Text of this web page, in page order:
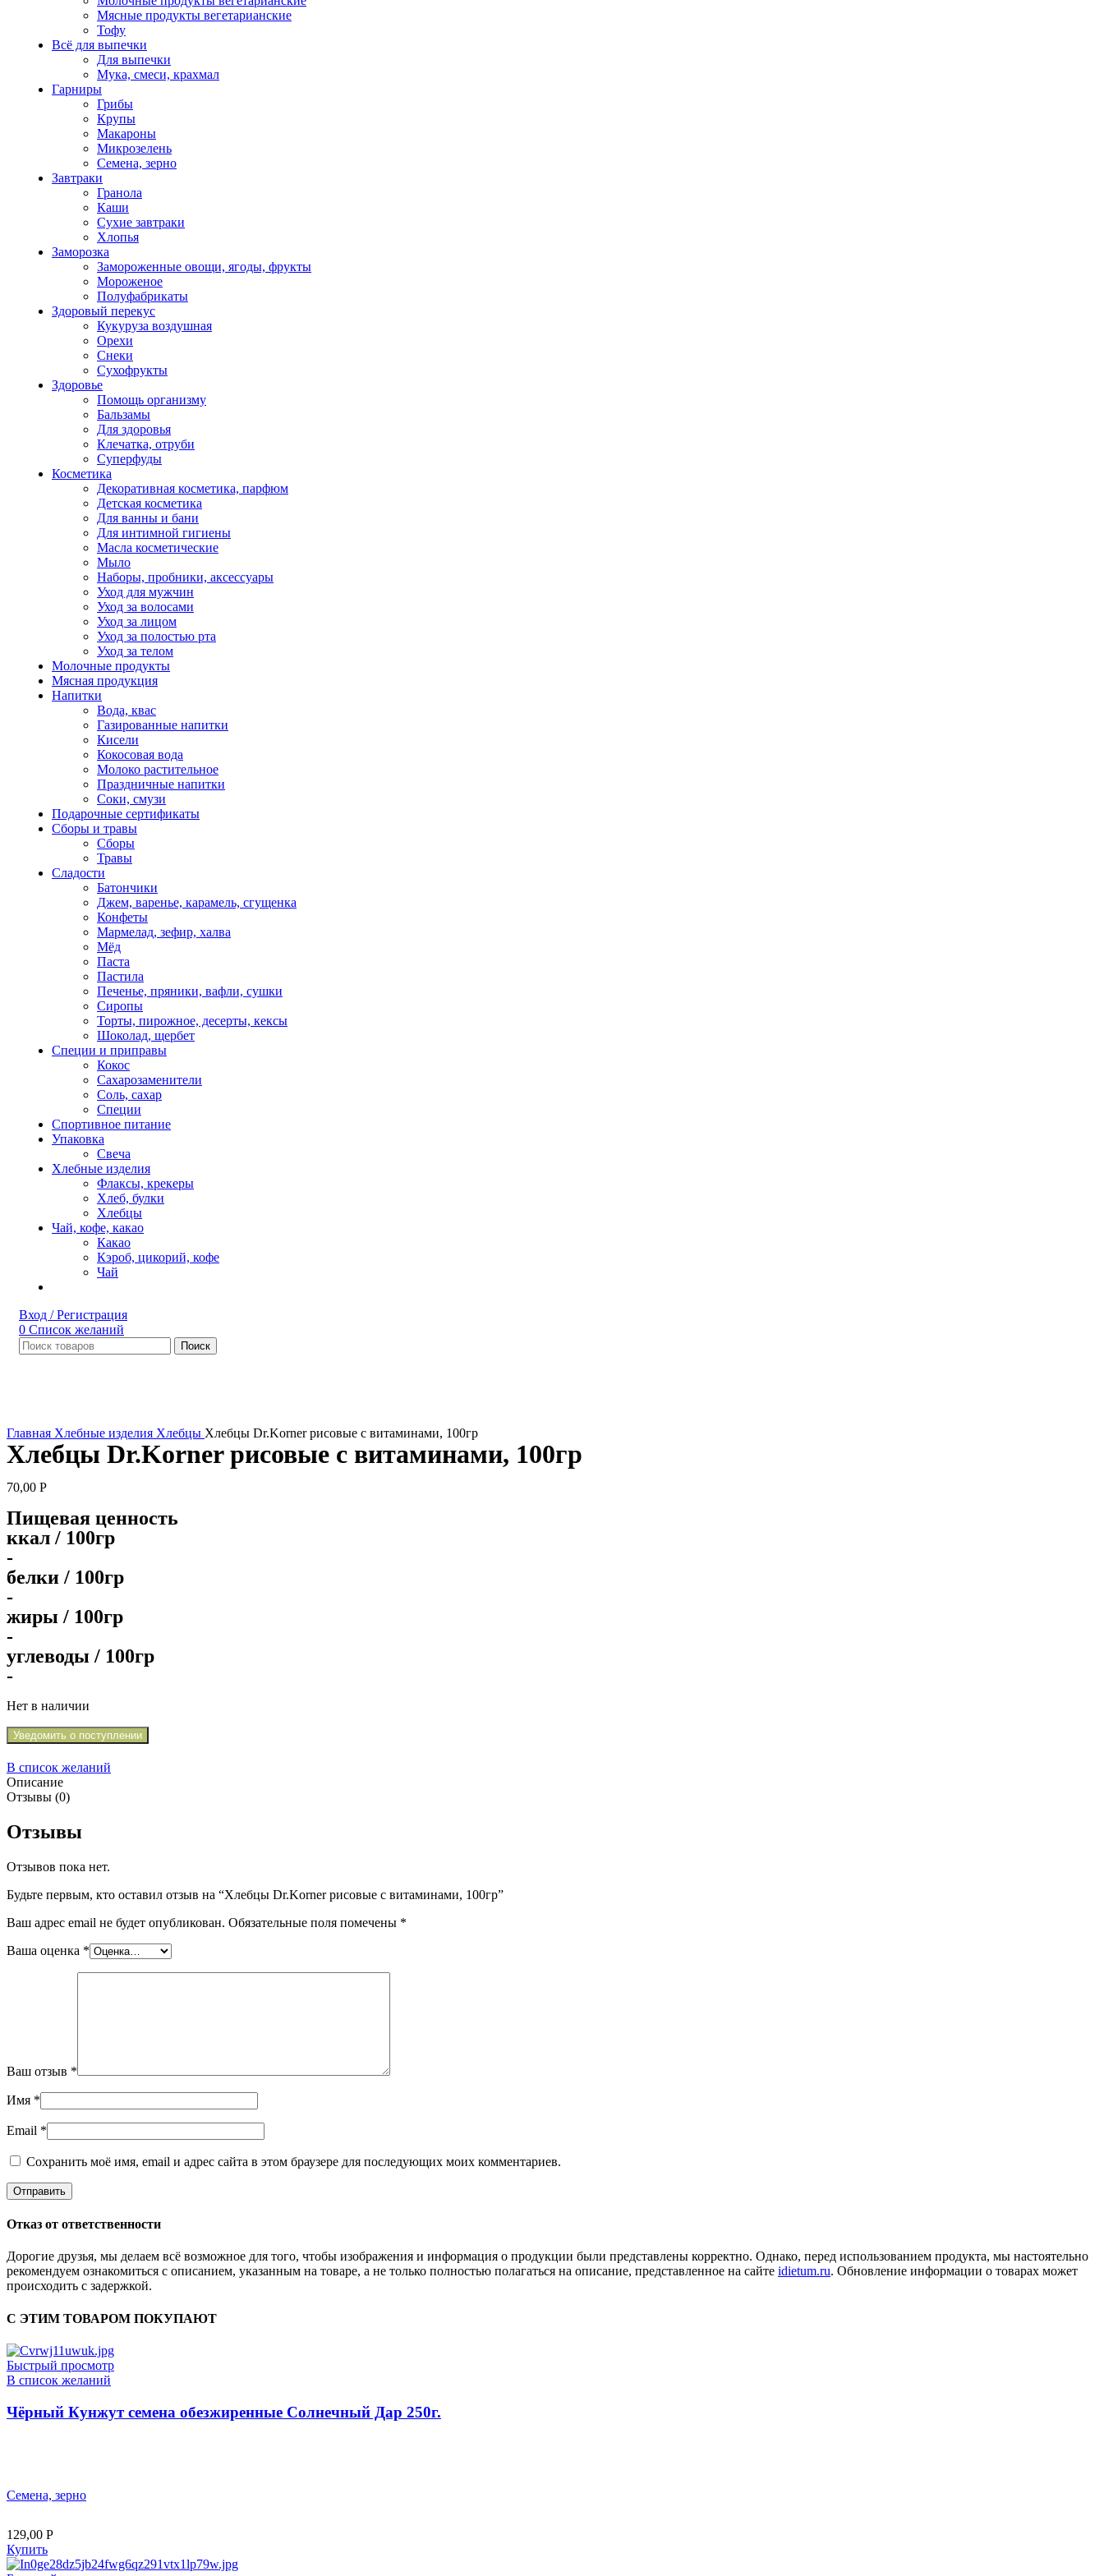
Мясные продукты вегетарианские
Тофу
Всё для выпечки
Для выпечки
Мука, смеси, крахмал
Гарниры
Грибы
Крупы
Макароны
Микрозелень
Семена, зерно
Завтраки
Гранола
Каши
Сухие завтраки
Хлопья
Заморозка
Замороженные овощи, ягоды, фрукты
Мороженое
Полуфабрикаты
Здоровый перекус
Кукуруза воздушная
Орехи
Снеки
Сухофрукты
Здоровье
Помощь организму
Бальзамы
Для здоровья
Клечатка, отруби
Суперфуды
Косметика
Декоративная косметика, парфюм
Детская косметика
Для ванны и бани
Для интимной гигиены
Масла косметические
Мыло
Наборы, пробники, аксессуары
Уход для мужчин
Уход за волосами
Уход за лицом
Уход за полостью рта
Уход за телом
Молочные продукты
Мясная продукция
Напитки
Вода, квас
Газированные напитки
Кисели
Кокосовая вода
Молоко растительное
Праздничные напитки
Соки, смузи
Подарочные сертификаты
Сборы и травы
Сборы
Травы
Сладости
Батончики
Джем, варенье, карамель, сгущенка
Конфеты
Мармелад, зефир, халва
Мёд
Паста
Пастила
Печенье, пряники, вафли, сушки
Сиропы
Торты, пирожное, десерты, кексы
Шоколад, щербет
Специи и приправы
Кокос
Сахарозаменители
Соль, сахар
Специи
Спортивное питание
Упаковка
Свеча
Хлебные изделия
Флаксы, крекеры
Хлеб, булки
Хлебцы
Чай, кофе, какао
Какао
Кэроб, цикорий, кофе
Чай
Вход / Регистрация
0 Список желаний
Поиск
Главная Хлебные изделия Хлебцы Хлебцы Dr.Korner рисовые с витаминами, 100гр
Хлебцы Dr.Korner рисовые с витаминами, 100гр
70,00 Р
Пищевая ценность
ккал / 100гр
-
белки / 100гр
-
жиры / 100гр
-
углеводы / 100гр
-
Нет в наличии
Уведомить о поступлении
В список желаний
Описание
Отзывы (0)
Отзывы
Отзывов пока нет.
Будьте первым, кто оставил отзыв на “Хлебцы Dr.Korner рисовые с витаминами, 100гр”
Ваш адрес email не будет опубликован. Обязательные поля помечены *
Ваша оценка *
Ваш отзыв *
Имя *
Email *
Сохранить моё имя, email и адрес сайта в этом браузере для последующих моих комментариев.
Отказ от ответственности
Дорогие друзья, мы делаем всё возможное для того, чтобы изображения и информация о продукции были представлены корректно. Однако, перед использованием продукта, мы настоятельно
рекомендуем ознакомиться с описанием, указанным на товаре, а не только полностью полагаться на описание, представленное на сайте idietum.ru. Обновление информации о товарах может
происходить с задержкой.
С ЭТИМ ТОВАРОМ ПОКУПАЮТ
Быстрый просмотр
В список желаний
Чёрный Кунжут семена обезжиренные Солнечный Дар 250г.
Семена, зерно
129,00 Р
Купить